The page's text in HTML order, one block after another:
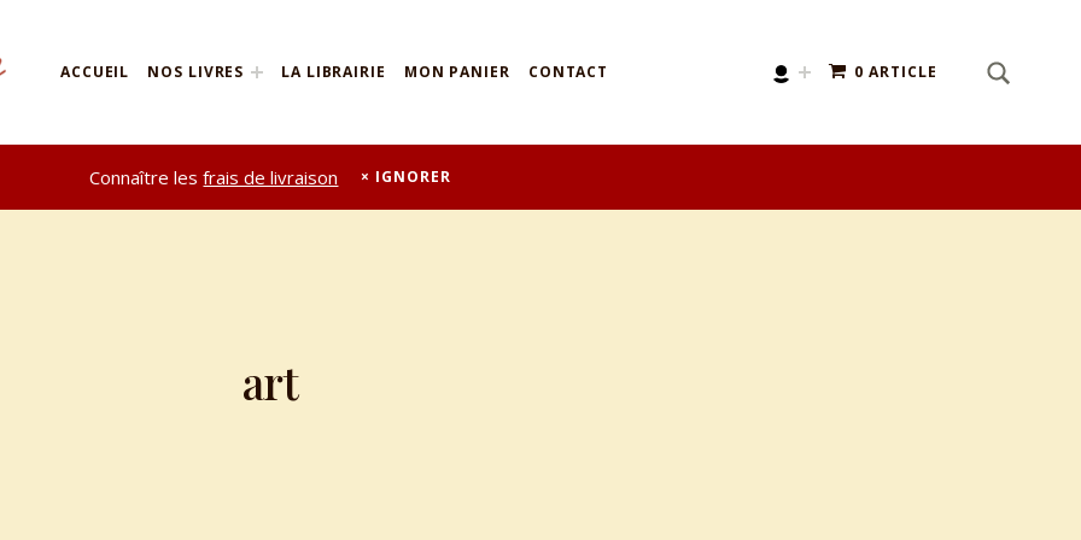
ACCUEIL NOS LIVRES LA LIBRAIRIE MON PANIER CONTACT 0 ARTICLE Search for:
Connaître lesfrais de livraison IGNORER
art